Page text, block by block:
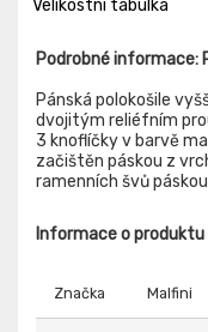
Velikostní tabulka
Podrobné informace:
Pánská polokošile
dvojitým reliéfním
3 knoflíčky v barvě
začištěn páskou z
ramenních švů
Informace o produktu
Značka Malfini